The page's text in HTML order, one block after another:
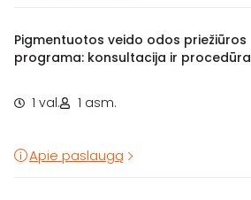
Pigmentuotos veido odos priežiūros
programa: konsultacija ir procedūra
1 val. 1 asm.
Apie paslaugą